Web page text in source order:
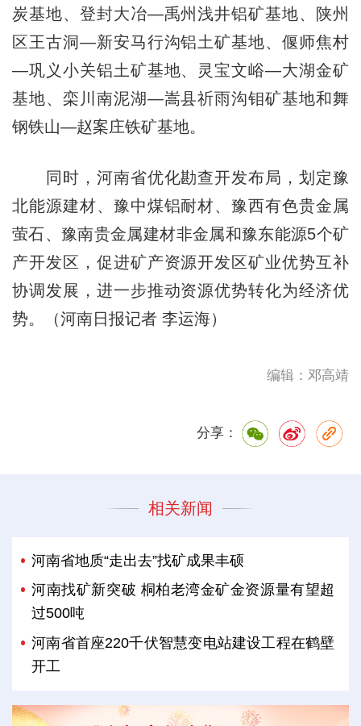
炭基地、登封大冶—禹州浅井铝矿基地、陕州
区王古洞—新安马行沟铝土矿基地、偃师焦村
—巩义小关铝土矿基地、灵宝文峪—大湖金矿
基地、栾川南泥湖—嵩县祈雨沟钼矿基地和舞
钢铁山—赵案庄铁矿基地。
同时，河南省优化勘查开发布局，划定豫
北能源建材、豫中煤铝耐材、豫西有色贵金属
萤石、豫南贵金属建材非金属和豫东能源5个矿
产开发区，促进矿产资源开发区矿业优势互补
协调发展，进一步推动资源优势转化为经济优
势。（河南日报记者 李运海）
编辑：邓高靖
分享：
相关新闻
河南省地质“走出去”找矿成果丰硕
河南找矿新突破 桐柏老湾金矿金资源量有望超
过500吨
河南省首座220千伏智慧变电站建设工程在鹤壁
开工